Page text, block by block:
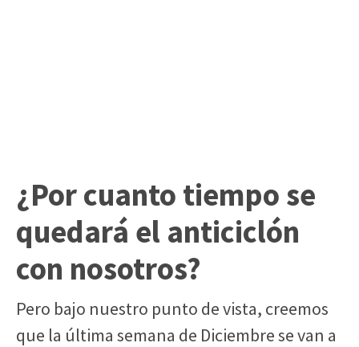
¿Por cuanto tiempo se
quedará el anticiclón
con nosotros?
Pero bajo nuestro punto de vista, creemos
que la última semana de Diciembre se van a